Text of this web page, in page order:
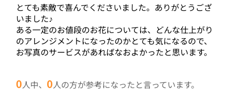
とても素敵で喜んでくださいました。ありがとうござ
いました♪
ある一定のお値段のお花については、どんな仕上がり
のアレンジメントになったのかとても気になるので、
お写真のサービスがあればなおよかったと思います。
0人中、0人の方が参考になったと言っています。